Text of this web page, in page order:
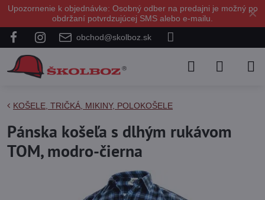
✕
Upozornenie k objednávke: Osobný odber na predajni je možný po
obdržaní potvrdzujúcej SMS alebo e-mailu.
obchod@skolboz.sk
KOŠELE, TRIČKÁ, MIKINY, POLOKOŠELE
Pánska košeľa s dlhým rukávom
TOM, modro-čierna